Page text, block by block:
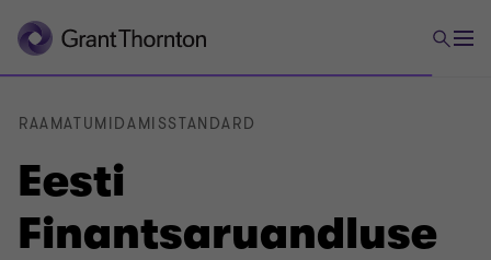
Eesti
Finantsaruandluse
RAAMATUMIDAMISSTANDARD